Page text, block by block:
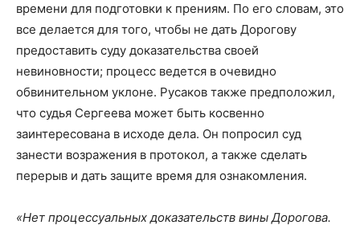
времени для подготовки к прениям. По его словам, это
все делается для того, чтобы не дать Дорогову
предоставить суду доказательства своей
невиновности; процесс ведется в очевидно
обвинительном уклоне. Русаков также предположил,
что судья Сергеева может быть косвенно
заинтересована в исходе дела. Он попросил суд
занести возражения в протокол, а также сделать
перерыв и дать защите время для ознакомления.
«Нет процессуальных доказательств вины Дорогова.